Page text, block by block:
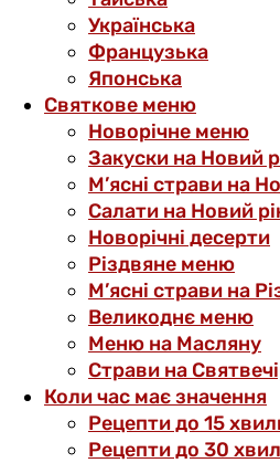
Українська
Французька
Японська
Святкове меню
Новорічне меню
Закуски на Новий
М’ясні страви на
Салати на Новий
Новорічні десерти
Різдвяне меню
М’ясні страви на
Великоднє меню
Меню на Масляну
Страви на
Коли час має значення
Рецепти до 15
Рецепти до 30